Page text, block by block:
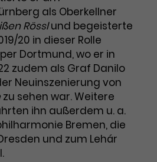
Analytics
Cookie wird von Google
installiert. Das Cookie
um Informationen
zu speichern, wie
eine Website
Dieses Cookie hilft dabei
ob Nutzer über
Anzeigen auf unsere
gelangt sind.
Ads
als Oberkellner
Rösslund begeisterte
20 in dieser Rolle
Dortmund, wo er in
zudem als Graf Danilo
Neuinszenierung von
zu sehen war. Weitere
ihn außerdem u. a.
Bremen, die
und zum Lehár